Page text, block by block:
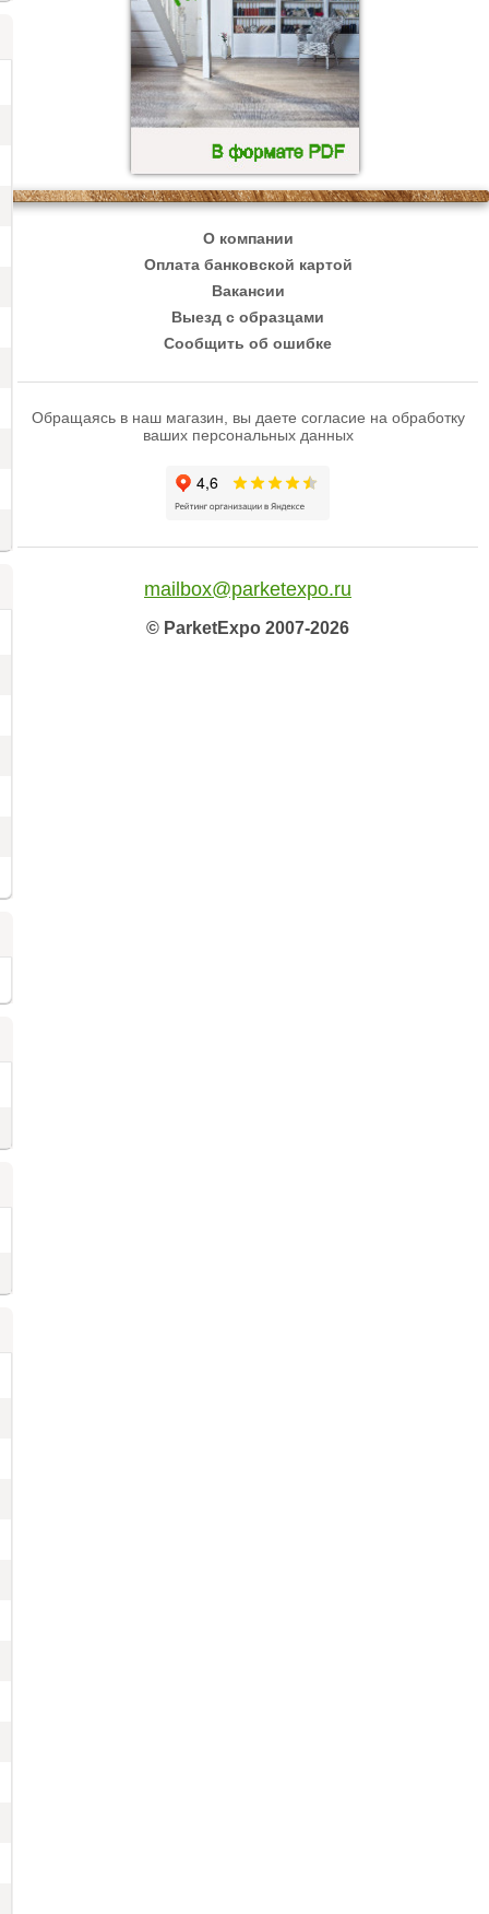
О компании
Оплата банковской картой
Вакансии
Выезд с образцами
Сообщить об ошибке
Обращаясь в наш магазин, вы даете согласие на обработку
ваших персональных данных
mailbox@parketexpo.ru
© ParketExpo 2007-2026